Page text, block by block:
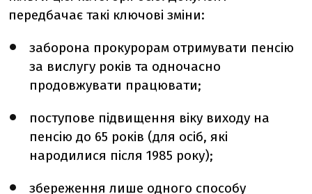
передбачає такі ключові зміни:
заборона прокурорам отримувати пенсію
за вислугу років та одночасно
продовжувати працювати;
поступове підвищення віку виходу на
пенсію до 65 років (для осіб, які
народилися після 1985 року);
збереження лише одного способу